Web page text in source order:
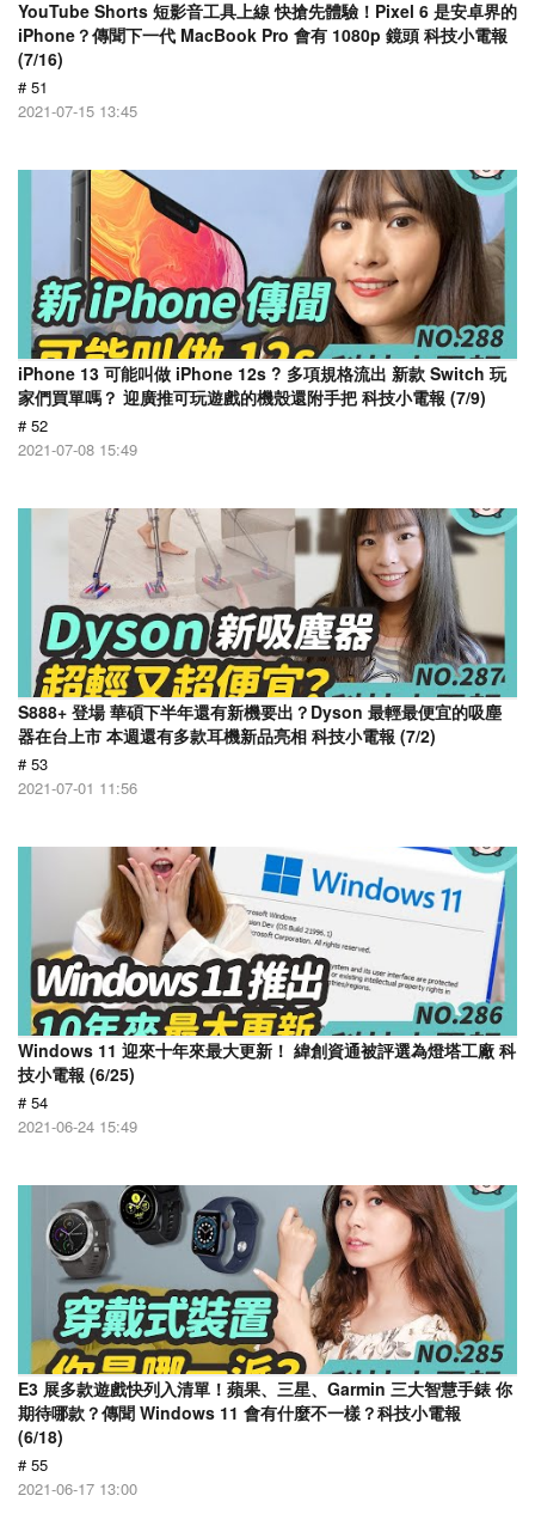
YouTube Shorts 短影音工具上線 快搶先體驗！Pixel 6 是安卓界的
iPhone？傳聞下一代 MacBook Pro 會有 1080p 鏡頭 科技小電報
(7/16)
# 51
2021-07-15 13:45
iPhone 13 可能叫做 iPhone 12s ? 多項規格流出 新款 Switch 玩
家們買單嗎？ 迎廣推可玩遊戲的機殼還附手把 科技小電報 (7/9)
# 52
2021-07-08 15:49
S888+ 登場 華碩下半年還有新機要出？Dyson 最輕最便宜的吸塵
器在台上市 本週還有多款耳機新品亮相 科技小電報 (7/2)
# 53
2021-07-01 11:56
Windows 11 迎來十年來最大更新！ 緯創資通被評選為燈塔工廠 科
技小電報 (6/25)
# 54
2021-06-24 15:49
E3 展多款遊戲快列入清單！蘋果、三星、Garmin 三大智慧手錶 你
期待哪款？傳聞 Windows 11 會有什麼不一樣？科技小電報
(6/18)
# 55
2021-06-17 13:00